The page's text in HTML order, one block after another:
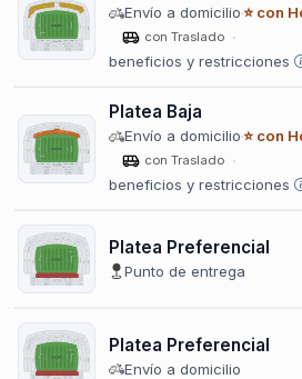
Envío a domicilio⭐ con
con Traslado
beneficios y restricciones
Platea Baja
Envío a domicilio⭐ con
con Traslado
beneficios y restricciones
Platea Preferencial
Punto de entrega
Platea Preferencial
Envío a domicilio